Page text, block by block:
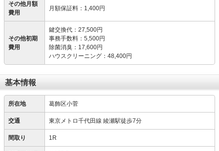
その他月額
費用
月額保証料 ： 1,400円
その他初期
費用
鍵交換代 ： 27,500円
事務手数料 ： 5,500円
除菌消臭 ： 17,600円
ハウスクリーニング ： 48,400円
基本情報
所在地 葛飾区小菅
交通 東京メトロ千代田線 綾瀬駅徒歩7分
間取り 1R